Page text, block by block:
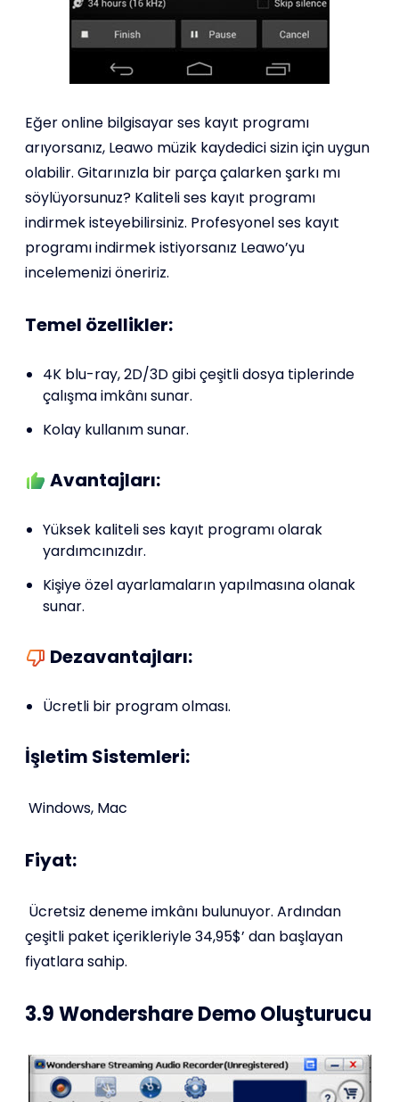
Eğer online bilgisayar ses kayıt programı
arıyorsanız, Leawo müzik kaydedici sizin için uygun
olabilir. Gitarınızla bir parça çalarken şarkı mı
söylüyorsunuz? Kaliteli ses kayıt programı
indirmek isteyebilirsiniz. Profesyonel ses kayıt
programı indirmek istiyorsanız Leawo’yu
incelemenizi öneririz.
Temel özellikler:
4K blu-ray, 2D/3D gibi çeşitli dosya tiplerinde
çalışma imkânı sunar.
Kolay kullanım sunar.
Avantajları:
Yüksek kaliteli ses kayıt programı olarak
yardımcınızdır.
Kişiye özel ayarlamaların yapılmasına olanak
sunar.
Dezavantajları:
Ücretli bir program olması.
İşletim Sistemleri:
Windows, Mac
Fiyat:
Ücretsiz deneme imkânı bulunuyor. Ardından
çeşitli paket içerikleriyle 34,95$’ dan başlayan
fiyatlara sahip.
3.9 Wondershare Demo Oluşturucu